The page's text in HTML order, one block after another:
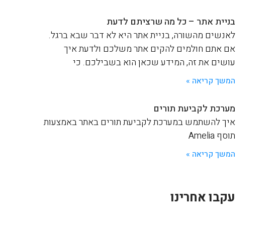
בניית אתר – כל מה שרציתם לדעת
לאנשים מהשורה, בניית אתר היא לא דבר שבא ברגל.
אם אתם חולמים להקים אתר משלכם ולדעת איך
עושים את זה, המידע שכאן הוא בשבילכם. כי
המשך קריאה »
מערכת לקביעת תורים
איך להשתמש במערכת לקביעת תורים באתר באמצעות
תוסף Amelia
המשך קריאה »
עקבו אחרינו